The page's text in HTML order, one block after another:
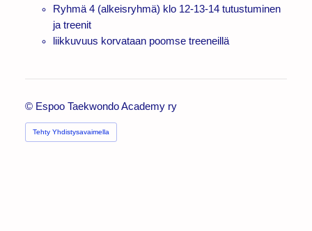
Ryhmä 4 (alkeisryhmä) klo 12-13-14 tutustuminen
ja treenit
liikkuvuus korvataan poomse treeneillä
© Espoo Taekwondo Academy ry
Tehty Yhdistysavaimella